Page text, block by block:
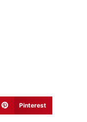
Pinterest